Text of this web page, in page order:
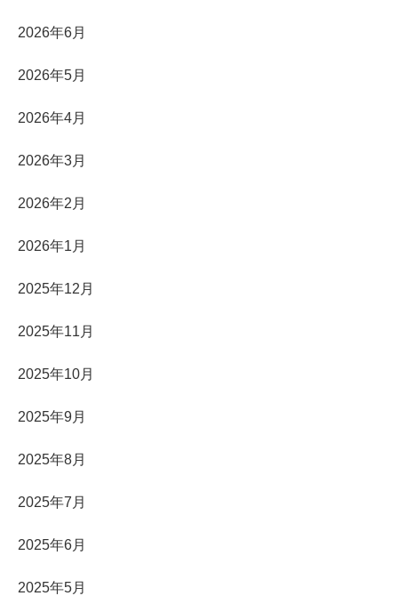
2026年6月
2026年5月
2026年4月
2026年3月
2026年2月
2026年1月
2025年12月
2025年11月
2025年10月
2025年9月
2025年8月
2025年7月
2025年6月
2025年5月